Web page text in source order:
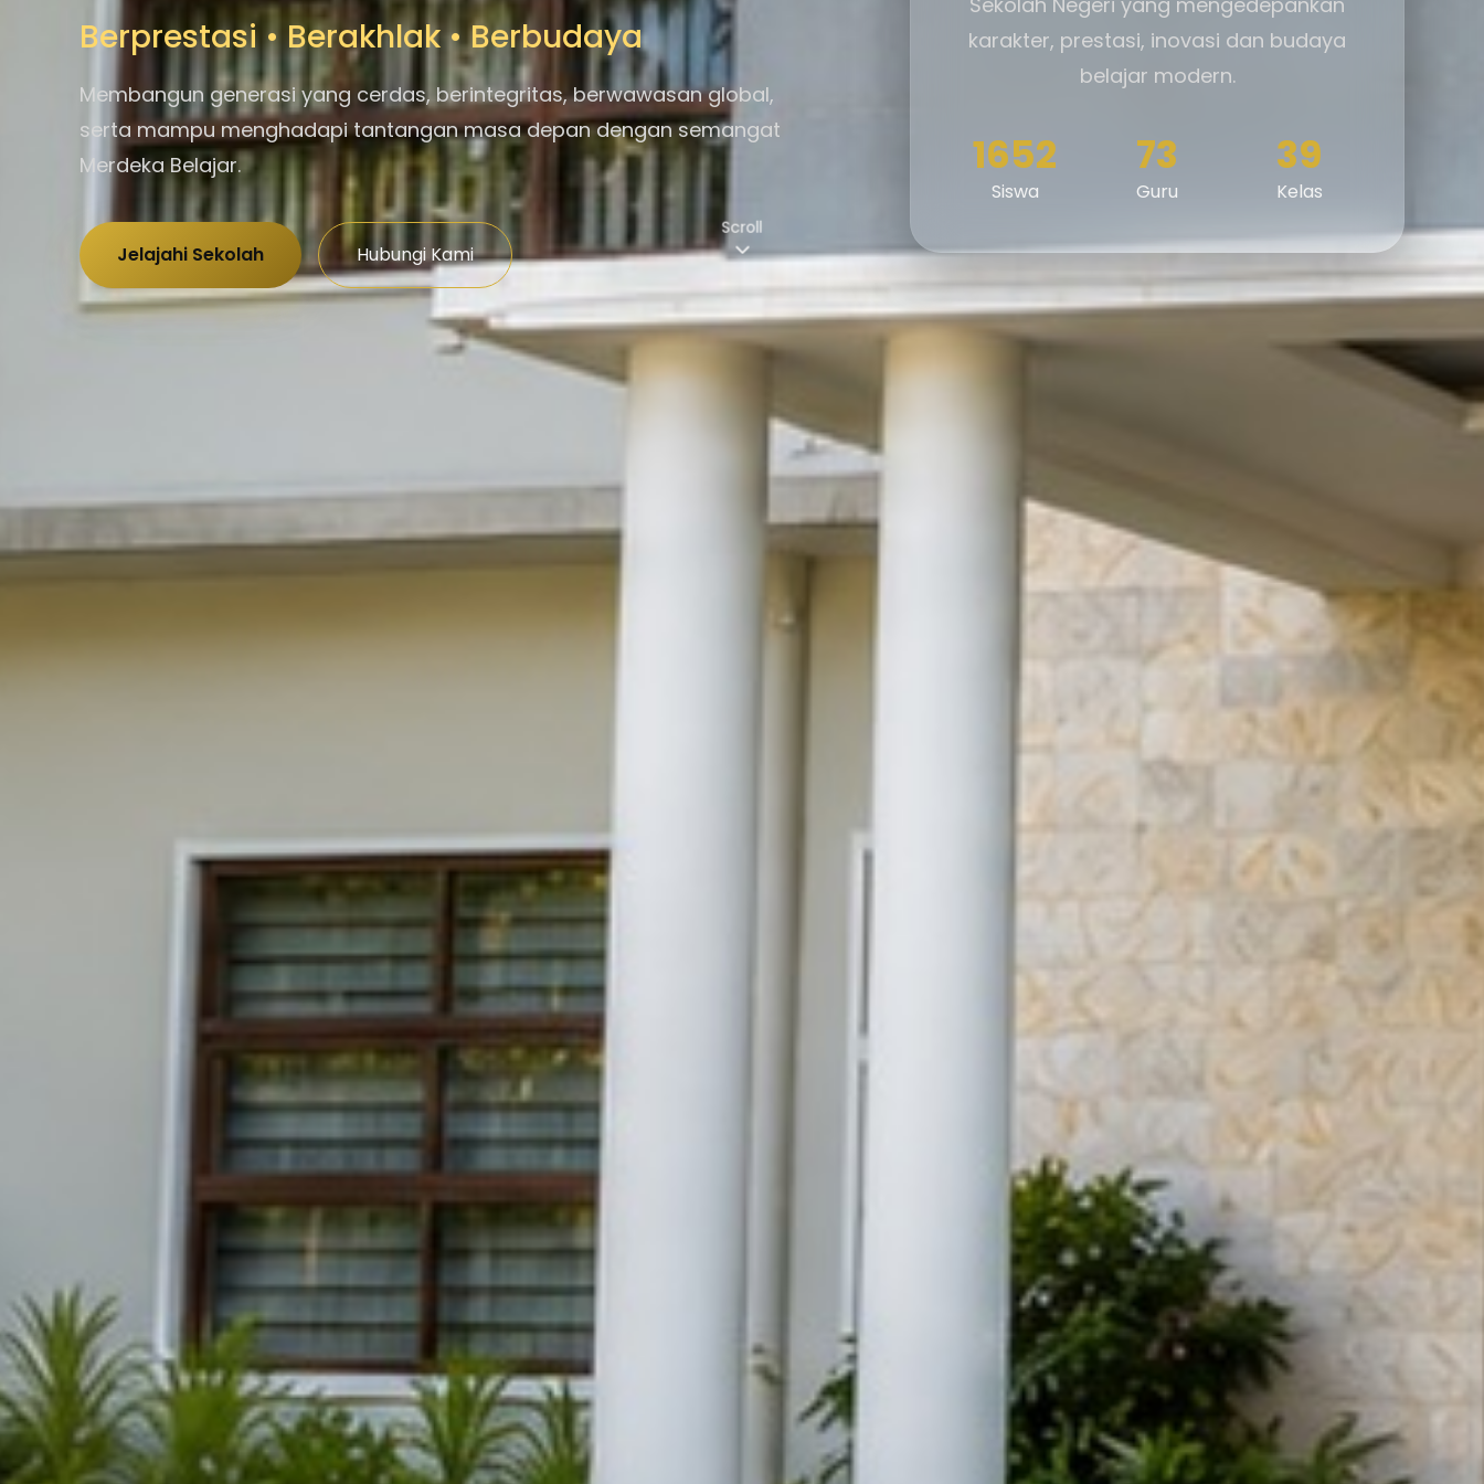
Berprestasi • Berakhlak • Berbudaya
Membangun generasi yang cerdas, berintegritas, berwawasan global,
serta mampu menghadapi tantangan masa depan dengan semangat
Merdeka Belajar.
Jelajahi Sekolah Hubungi Kami
karakter, prestasi, inovasi dan budaya
belajar modern.
1652
Siswa
73
Guru
39
Kelas